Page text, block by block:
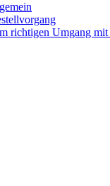
richtigen Umgang mit